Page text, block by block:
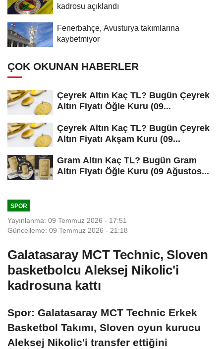
kadrosu açıklandı
Fenerbahçe, Avusturya takımlarına
kaybetmiyor
ÇOK OKUNAN HABERLER
Çeyrek Altın Kaç TL? Bugün Çeyrek
Altın Fiyatı Öğle Kuru (09...
Çeyrek Altın Kaç TL? Bugün Çeyrek
Altın Fiyatı Akşam Kuru (09...
Gram Altın Kaç TL? Bugün Gram
Altın Fiyatı Öğle Kuru (09 Ağustos...
SPOR
Yayınlanma: 09 Temmuz 2026 - 17:51
Güncelleme: 09 Temmuz 2026 - 21:18
Galatasaray MCT Technic, Sloven
basketbolcu Aleksej Nikolic'i
kadrosuna kattı
Spor: Galatasaray MCT Technic Erkek
Basketbol Takımı, Sloven oyun kurucu
Aleksej Nikolic'i transfer ettiğini